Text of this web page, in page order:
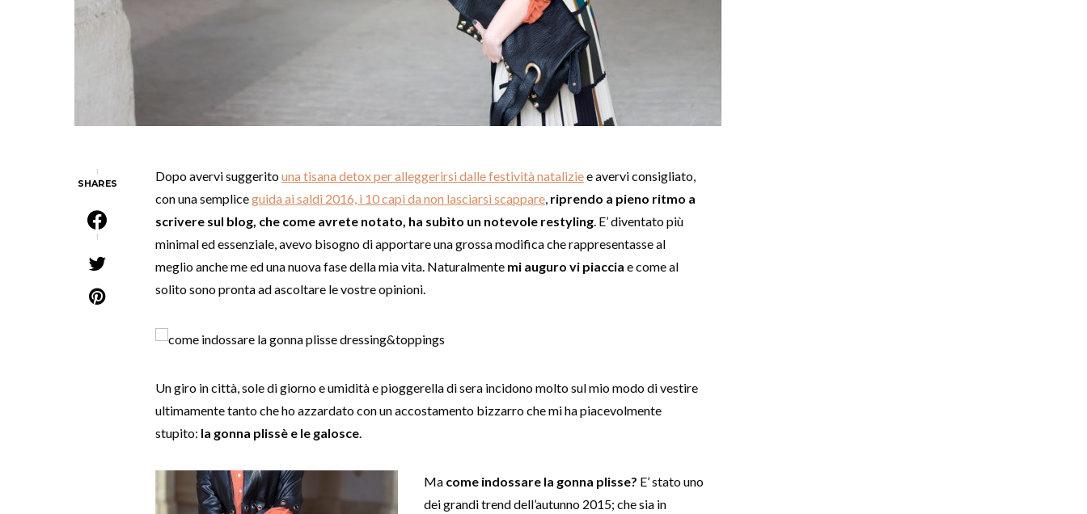
1
SHARES
1
Dopo avervi suggeritouna tisana detox per alleggerirsi dalle festività nataliziee avervi consigliato,
con una sempliceguida ai saldi 2016, i 10 capi da non lasciarsi scappare, riprendo a pieno ritmo a
scrivere sul blog, che come avrete notato, ha subìto un notevole restyling. E’ diventato più
minimal ed essenziale, avevo bisogno di apportare una grossa modifica che rappresentasse al
meglio anche me ed una nuova fase della mia vita. Naturalmente mi auguro vi piaccia e come al
solito sono pronta ad ascoltare le vostre opinioni.
Un giro in città, sole di giorno e umidità e pioggerella di sera incidono molto sul mio modo di vestire
ultimamente tanto che ho azzardato con un accostamento bizzarro che mi ha piacevolmente
stupito: la gonna plissè e le galosce.
Ma come indossare la gonna plisse? E’ stato uno
dei grandi trend dell’autunno 2015; che sia in